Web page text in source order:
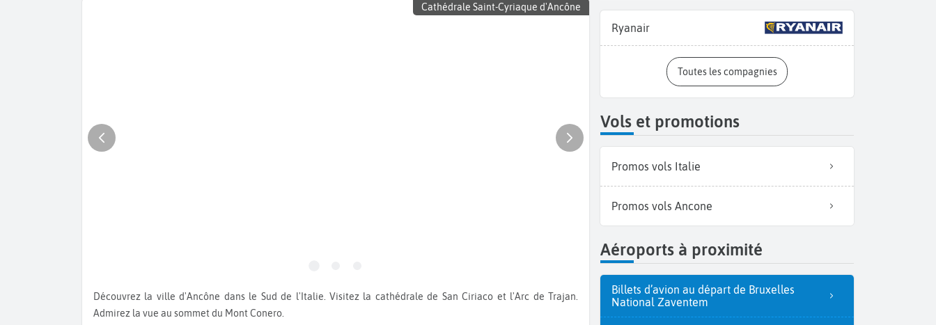
Cathédrale Saint-Cyriaque d'Ancône
Découvrez la ville d'Ancône dans le Sud de l'Italie. Visitez la cathédrale de San Ciriaco et l'Arc de Trajan.
Admirez la vue au sommet du Mont Conero.
Ryanair
Toutes les compagnies
Vols et promotions
Promos vols Italie
Promos vols Ancone
Aéroports à proximité
Billets d’avion au départ de Bruxelles
National Zaventem